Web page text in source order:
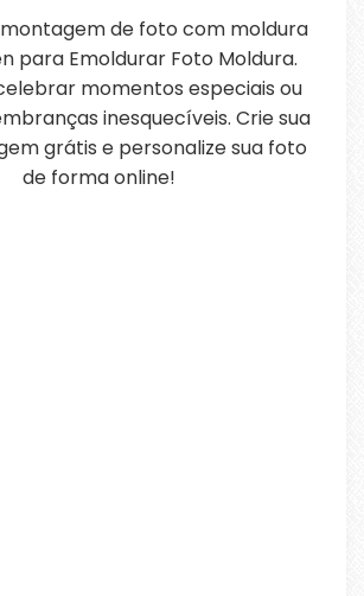
de foto com moldura
para Emoldurar Foto Moldura.
momentos especiais ou
inesquecíveis. Crie sua
grátis e personalize sua foto
de forma online!